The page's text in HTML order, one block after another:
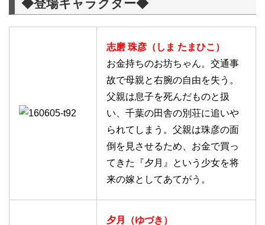
◆登場キャラクター◆
志磨 珠彦（しま たまひこ）
お金持ちのお坊ちゃん。交通事
故で母親と右腕の自由を失う。
父親は息子を死んだものと扱
い、千葉の田舎の別荘に追いや
られてしまう。父親は珠彦の面
倒を見させるため、お金で買っ
てきた『夕月』という少女を将
来の嫁としてあてがう。
夕月（ゆづき）